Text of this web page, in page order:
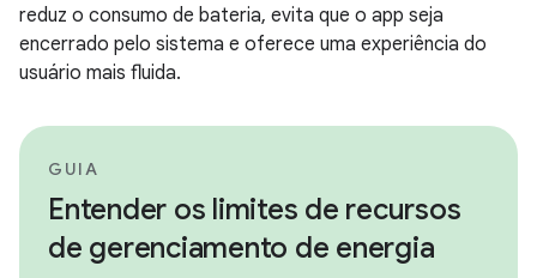
reduz o consumo de bateria, evita que o app seja
encerrado pelo sistema e oferece uma experiência do
usuário mais fluida.
GUIA
Entender os limites de recursos
de gerenciamento de energia